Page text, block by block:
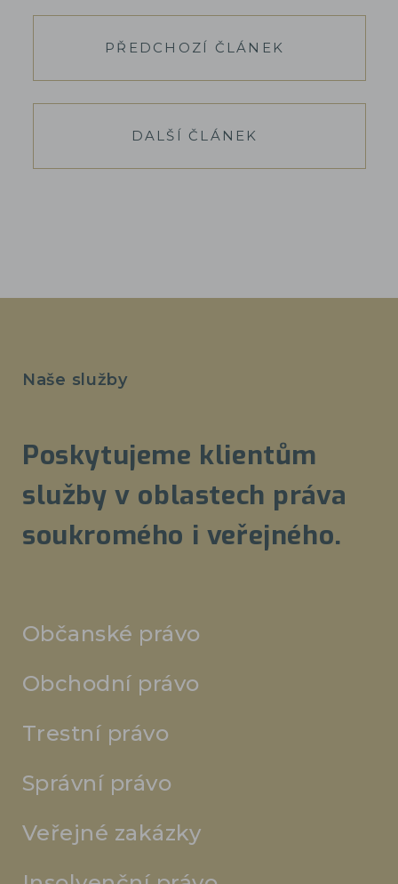
PŘEDCHOZÍ ČLÁNEK
DALŠÍ ČLÁNEK
Naše služby
Poskytujeme klientům
služby v oblastech práva
soukromého i veřejného.
Občanské právo
Obchodní právo
Trestní právo
Správní právo
Veřejné zakázky